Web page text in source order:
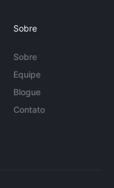
Sobre
Sobre
Equipe
Blogue
Contato